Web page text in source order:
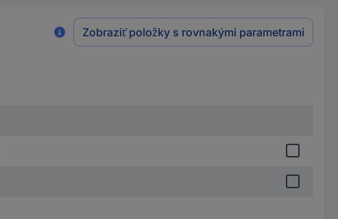
Zobraziť položky s rovnakými parametrami